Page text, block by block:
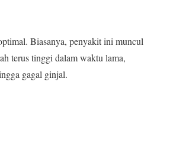
Biasanya, penyakit ini muncul
terus tinggi dalam waktu lama,
gagal ginjal.